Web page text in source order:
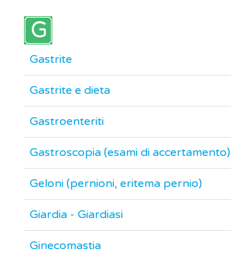
Gastrite
Gastrite e dieta
Gastroenteriti
Gastroscopia (esami di accertamento)
Geloni (pernioni, eritema pernio)
Giardia - Giardiasi
Ginecomastia